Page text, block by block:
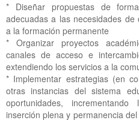
* Diseñar propuestas de
adecuadas a las necesidades
a la formación permanente
* Organizar proyectos
canales de acceso e
extendiendo los servicios a la
* Implementar estrategias (en
otras instancias del sistema
oportunidades,
inserción plena y permanencia